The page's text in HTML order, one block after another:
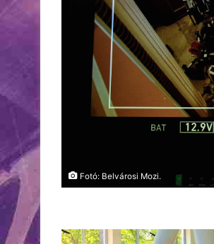
Fotó: Belvárosi Mozi.